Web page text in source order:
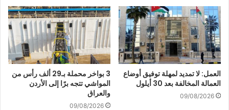
العمل: لا تمديد لمهلة توفيق أوضاع
العمالة المخالفة بعد 30 أيلول
09/08/2026
3 بواخر محملة بـ29 ألف رأس من
المواشي تتجه برًا إلى الأردن
والعراق
09/08/2026